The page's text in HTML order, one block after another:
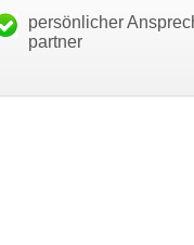
persönlicher
partner